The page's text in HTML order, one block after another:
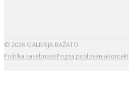
© 2026 GALERIJA BAŽATO
Politika zasebnostiPogoji poslovanjaKontakt